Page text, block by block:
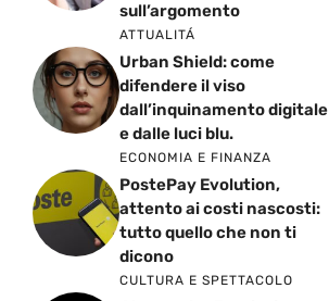
sull’argomento
ATTUALITÁ
Urban Shield: come
difendere il viso
dall’inquinamento digitale
e dalle luci blu.
ECONOMIA E FINANZA
PostePay Evolution,
attento ai costi nascosti:
tutto quello che non ti
dicono
CULTURA E SPETTACOLO